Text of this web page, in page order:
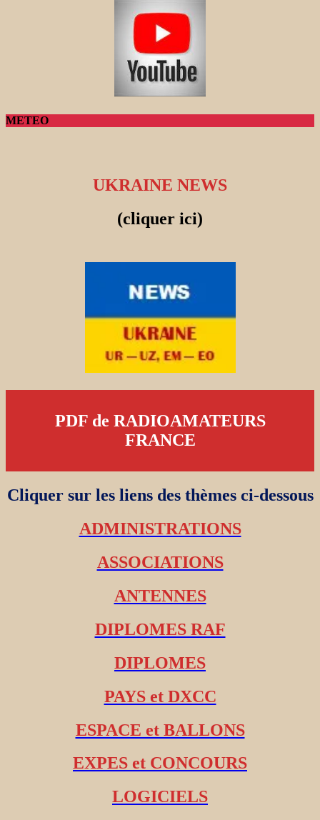
METEO
UKRAINE NEWS
(cliquer ici)
PDF de RADIOAMATEURS
FRANCE
Cliquer sur les liens des thèmes ci-dessous
ADMINISTRATIONS
ASSOCIATIONS
ANTENNES
DIPLOMES RAF
DIPLOMES
PAYS et DXCC
ESPACE et BALLONS
EXPES et CONCOURS
LOGICIELS